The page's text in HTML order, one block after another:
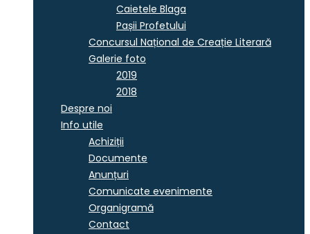
Caietele Blaga
Pașii Profetului
Concursul Național de Creație Literară
Galerie foto
2019
2018
Despre noi
Info utile
Achiziții
Documente
Anunțuri
Comunicate evenimente
Organigramă
Contact